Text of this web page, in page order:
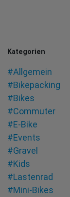
Kategorien
#Allgemein
#Bikepacking
#Bikes
#Commuter
#E-Bike
#Events
#Gravel
#Kids
#Lastenrad
#Mini-Bikes